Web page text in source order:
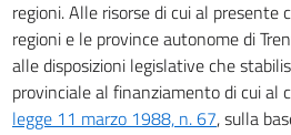
regioni. Alle risorse di cui al
regioni e le province autonome di
alle disposizioni legislative che
provinciale al finanziamento di cui al
legge 11 marzo 1988, n. 67, sulla